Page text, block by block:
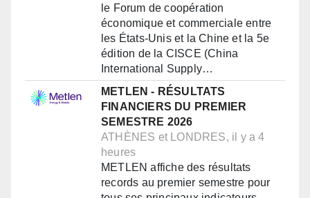
le Forum de coopération
économique et commerciale entre
les États-Unis et la Chine et la 5e
édition de la CISCE (China
International Supply…
METLEN - RÉSULTATS
FINANCIERS DU PREMIER
SEMESTRE 2026
ATHÈNES et LONDRES, il y a 4
heures
METLEN affiche des résultats
records au premier semestre pour